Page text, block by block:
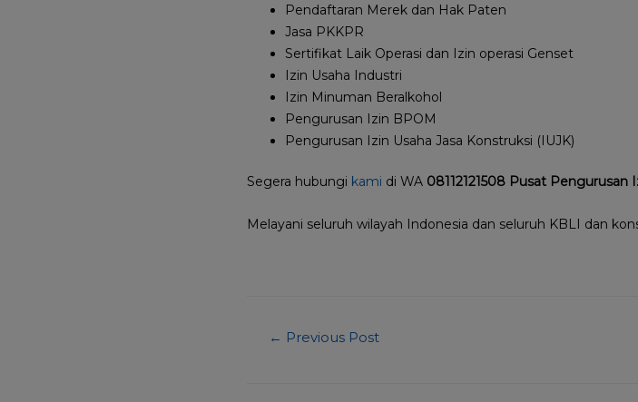
Pendaftaran Merek dan Hak Paten
Jasa PKKPR
Sertifikat Laik Operasi dan Izin operasi Genset
Izin Usaha Industri
Izin Minuman Beralkohol
Pengurusan Izin BPOM
Pengurusan Izin Usaha Jasa Konstruksi (IUJK)
Segera hubungi kami di WA 08112121508 Pusat Pengurusan
Melayani seluruh wilayah Indonesia dan seluruh KBLI dan
← Previous Post